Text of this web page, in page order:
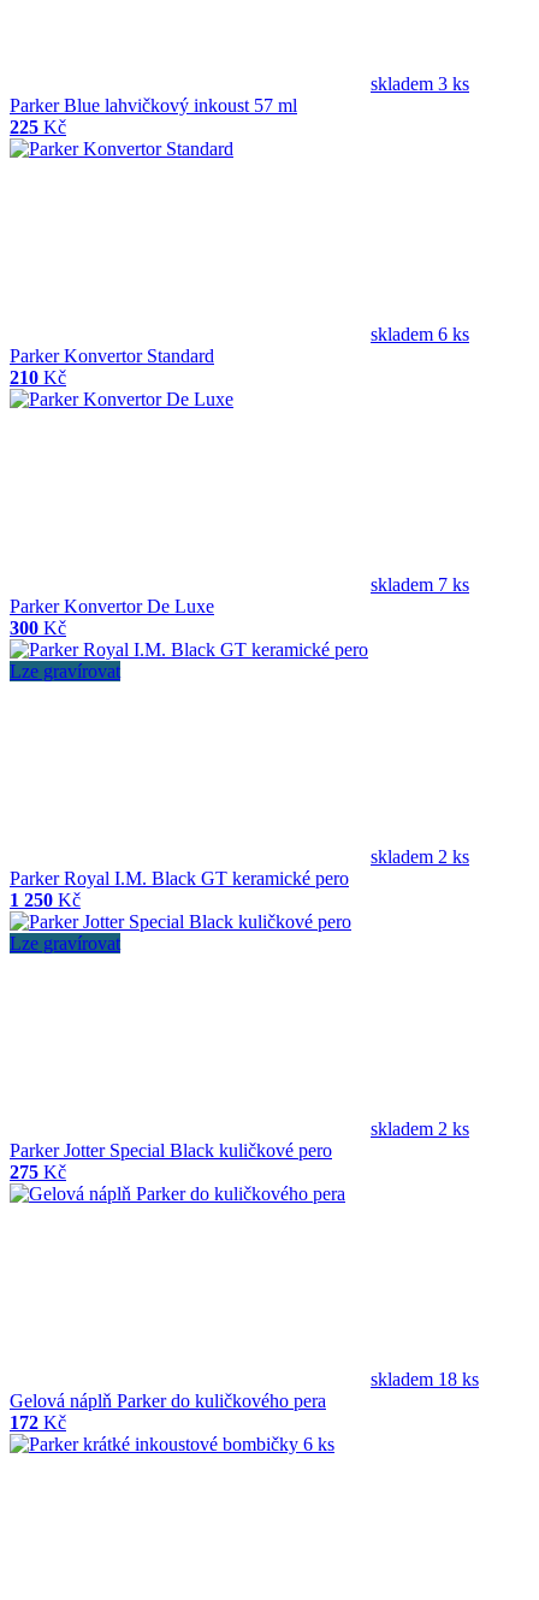
skladem 3 ks
Parker Blue lahvičkový inkoust 57 ml
225 Kč
skladem 6 ks
Parker Konvertor Standard
210 Kč
skladem 7 ks
Parker Konvertor De Luxe
300 Kč
Lze gravírovat
skladem 2 ks
Parker Royal I.M. Black GT keramické pero
1 250 Kč
Lze gravírovat
skladem 2 ks
Parker Jotter Special Black kuličkové pero
275 Kč
skladem 18 ks
Gelová náplň Parker do kuličkového pera
172 Kč